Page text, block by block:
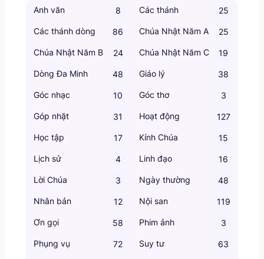
Anh văn 8 Các thánh 25
Các thánh dòng 86 Chúa Nhật Năm A 25
Chúa Nhật Năm B 24 Chúa Nhật Năm C 19
Dòng Đa Minh 48 Giáo lý 38
Góc nhạc 10 Góc thơ 3
Góp nhặt 31 Hoạt động 127
Học tập 17 Kính Chúa 15
Lịch sử 4 Linh đạo 16
Lời Chúa 3 Ngày thường 48
Nhân bản 12 Nội san 119
Ơn gọi 58 Phim ảnh 3
Phụng vụ 72 Suy tư 63